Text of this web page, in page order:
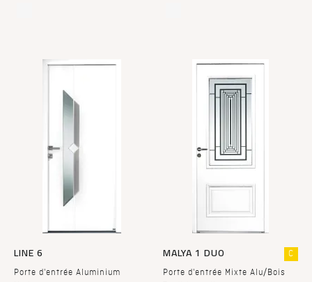
LINE 6
Porte d'entrée Aluminium
MALYA 1 DUO
Porte d'entrée Mixte Alu/Bois
C